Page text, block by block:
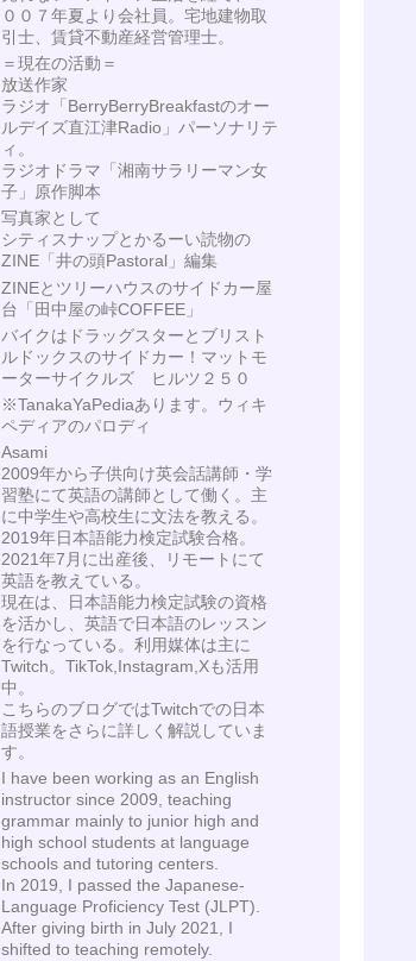
００７年夏より会社員。宅地建物取
引士、賃貸不動産経営管理士。
＝現在の活動＝
放送作家
ラジオ「BerryBerryBreakfastのオー
ルデイズ直江津Radio」パーソナリテ
ィ。
ラジオドラマ「湘南サラリーマン女
子」原作脚本
写真家として
シティスナップとかるーい読物の
ZINE「井の頭Pastoral」編集
ZINEとツリーハウスのサイドカー屋
台「田中屋の峠COFFEE」
バイクはドラッグスターとブリスト
ルドックスのサイドカー！マットモ
ーターサイクルズ ヒルツ２５０
※TanakaYaPediaあります。ウィキ
ペディアのパロディ
Asami
2009年から子供向け英会話講師・学
習塾にて英語の講師として働く。主
に中学生や高校生に文法を教える。
2019年日本語能力検定試験合格。
2021年7月に出産後、リモートにて
英語を教えている。
現在は、日本語能力検定試験の資格
を活かし、英語で日本語のレッスン
を行なっている。利用媒体は主に
Twitch。TikTok,Instagram,Xも活用
中。
こちらのブログではTwitchでの日本
語授業をさらに詳しく解説していま
す。
I have been working as an English
instructor since 2009, teaching
grammar mainly to junior high and
high school students at language
schools and tutoring centers.
In 2019, I passed the Japanese-
Language Proficiency Test (JLPT).
After giving birth in July 2021, I
shifted to teaching remotely.